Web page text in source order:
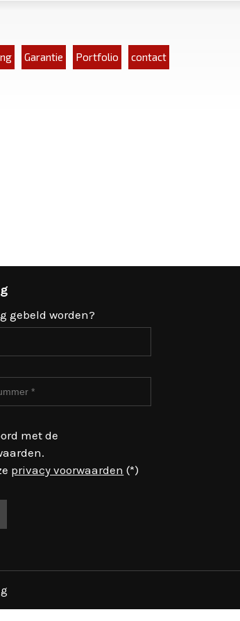
Garantie Portfolio contact
gebeld worden?
met de
privacy voorwaarden (*)